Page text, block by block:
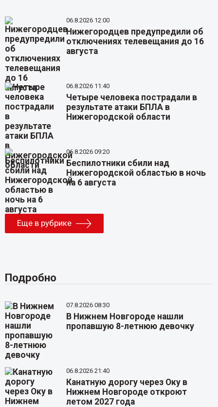
06.8.2026 12:00
Нижегородцев предупредили об
отключениях телевещания до 16
августа
06.8.2026 11:40
Четыре человека пострадали в
результате атаки БПЛА в
Нижегородской области
06.8.2026 09:20
Беспилотники сбили над
Нижегородской областью в ночь
на 6 августа
Еще в рубрике
Подробно
07.8.2026 08:30
В Нижнем Новгороде нашли
пропавшую 8-летнюю девочку
06.8.2026 21:40
Канатную дорогу через Оку в
Нижнем Новгороде откроют
летом 2027 года